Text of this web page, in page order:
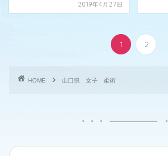
2019年4月27日
1 2
HOME 山口県 女子 柔術